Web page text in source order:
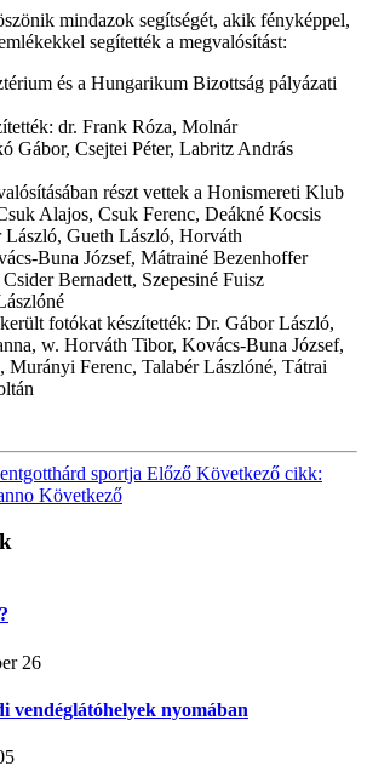
mindazok segítségét, akik fényképpel,
segítették a megvalósítást:
és a Hungarikum Bizottság pályázati
dr. Frank Róza, Molnár
Gábor, Csejtei Péter, Labritz András
részt vettek a Honismereti Klub
Alajos, Csuk Ferenc, Deákné Kocsis
László, Gueth László, Horváth
Buna József, Mátrainé Bezenhoffer
Bernadett, Szepesiné Fuisz
fotókat készítették: Dr. Gábor László,
w. Horváth Tibor, Kovács-Buna József,
Murányi Ferenc, Talabér Lászlóné, Tátrai
sportja Előző Következő cikk:
Következő
26
vendéglátóhelyek nyomában